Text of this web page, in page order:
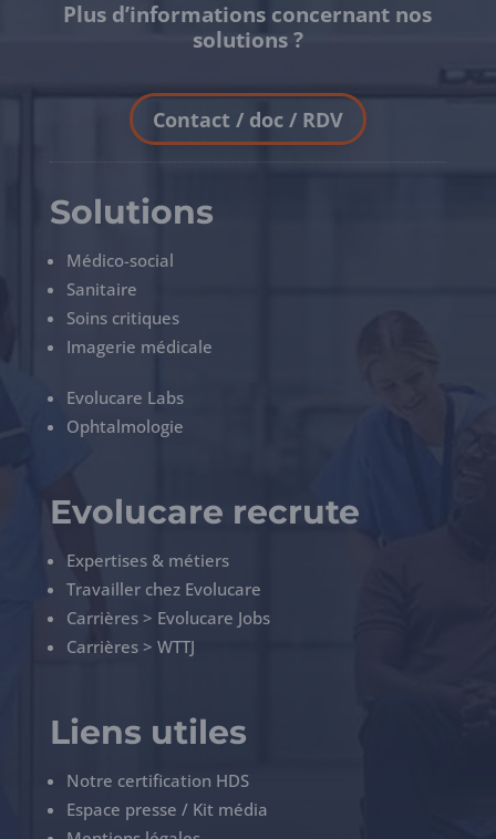
Plus d’informations concernant nos
solutions ?
Contact / doc / RDV
Solutions
Médico-social
Sanitaire
Soins critiques
Imagerie médicale
Evolucare Labs
Ophtalmologie
Evolucare recrute
Expertises & métiers
Travailler chez Evolucare
Carrières > Evolucare Jobs
Carrières > WTTJ
Liens utiles
Notre certification HDS
Espace presse / Kit média